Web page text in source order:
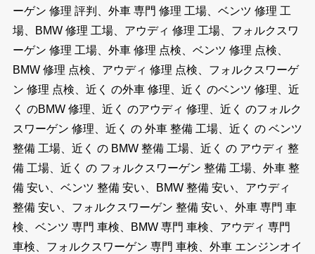
ーゲン 修理 評判、外車 専門 修理 工場、ベンツ 修理 工
場、BMW 修理 工場、アウディ 修理 工場、フォルクスワ
ーゲン 修理 工場、外車 修理 点検、ベンツ 修理 点検、
BMW 修理 点検、アウディ 修理 点検、フォルクスワーゲ
ン 修理 点検、近く の外車 修理、近く のベンツ 修理、近
く のBMW 修理、近く のアウディ 修理、近く のフォルク
スワーゲン 修理、近く の 外車 整備 工場、近く の ベンツ
整備 工場、近く の BMW 整備 工場、近く の アウディ 整
備 工場、近く の フォルクスワーゲン 整備 工場、外車 整
備 安い、ベンツ 整備 安い、BMW 整備 安い、アウディ
整備 安い、フォルクスワーゲン 整備 安い、外車 専門 車
検、ベンツ 専門 車検、BMW 専門 車検、アウディ 専門
車検、フォルクスワーゲン 専門 車検、外車 エンジンオイ